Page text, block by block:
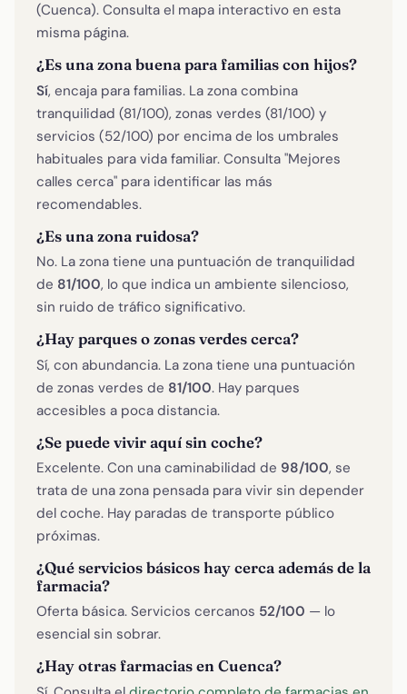
(Cuenca). Consulta el mapa interactivo en esta
misma página.
¿Es una zona buena para familias con hijos?
Sí, encaja para familias. La zona combina
tranquilidad (81/100), zonas verdes (81/100) y
servicios (52/100) por encima de los umbrales
habituales para vida familiar. Consulta "Mejores
calles cerca" para identificar las más
recomendables.
¿Es una zona ruidosa?
No. La zona tiene una puntuación de tranquilidad
de 81/100, lo que indica un ambiente silencioso,
sin ruido de tráfico significativo.
¿Hay parques o zonas verdes cerca?
Sí, con abundancia. La zona tiene una puntuación
de zonas verdes de 81/100. Hay parques
accesibles a poca distancia.
¿Se puede vivir aquí sin coche?
Excelente. Con una caminabilidad de 98/100, se
trata de una zona pensada para vivir sin depender
del coche. Hay paradas de transporte público
próximas.
¿Qué servicios básicos hay cerca además de la
farmacia?
Oferta básica. Servicios cercanos 52/100 — lo
esencial sin sobrar.
¿Hay otras farmacias en Cuenca?